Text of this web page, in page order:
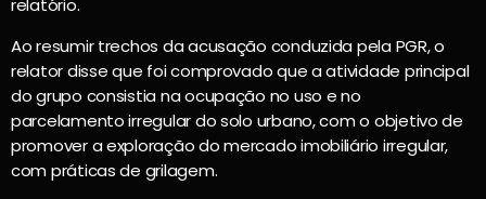
relatório.
Ao resumir trechos da acusação conduzida pela PGR, o
relator disse que foi comprovado que a atividade principal
do grupo consistia na ocupação no uso e no
parcelamento irregular do solo urbano, com o objetivo de
promover a exploração do mercado imobiliário irregular,
com práticas de grilagem.